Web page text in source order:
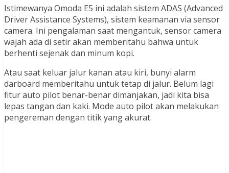
Istimewanya Omoda E5 ini adalah sistem ADAS (Advanced
Driver Assistance Systems), sistem keamanan via sensor
camera. Ini pengalaman saat mengantuk, sensor camera
wajah ada di setir akan memberitahu bahwa untuk
berhenti sejenak dan minum kopi.
Atau saat keluar jalur kanan atau kiri, bunyi alarm
darboard memberitahu untuk tetap di jalur. Belum lagi
fitur auto pilot benar-benar dimanjakan, jadi kita bisa
lepas tangan dan kaki. Mode auto pilot akan melakukan
pengereman dengan titik yang akurat.